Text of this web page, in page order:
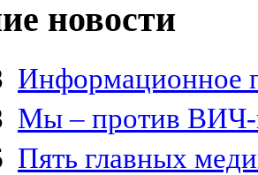
новости
Информационное
Мы – против
Пять главных